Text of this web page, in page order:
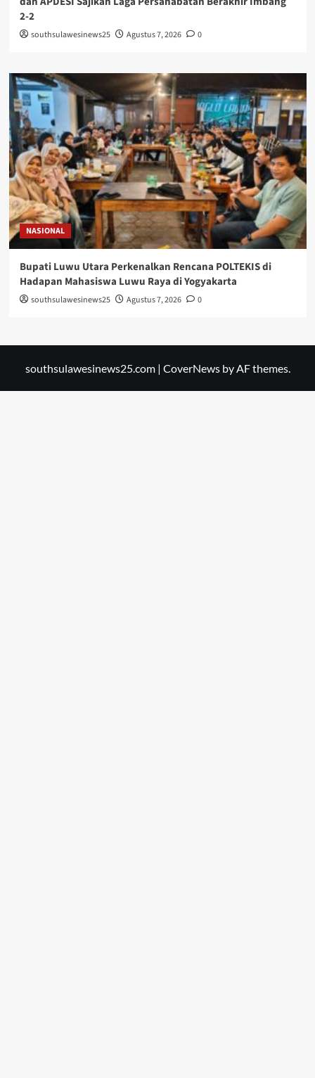
2-2
southsulawesinews25 Agustus 7, 2026 0
NASIONAL
Bupati Luwu Utara Perkenalkan Rencana POLTEKIS di
Hadapan Mahasiswa Luwu Raya di Yogyakarta
southsulawesinews25 Agustus 7, 2026 0
southsulawesinews25.com | CoverNewsby AF themes.